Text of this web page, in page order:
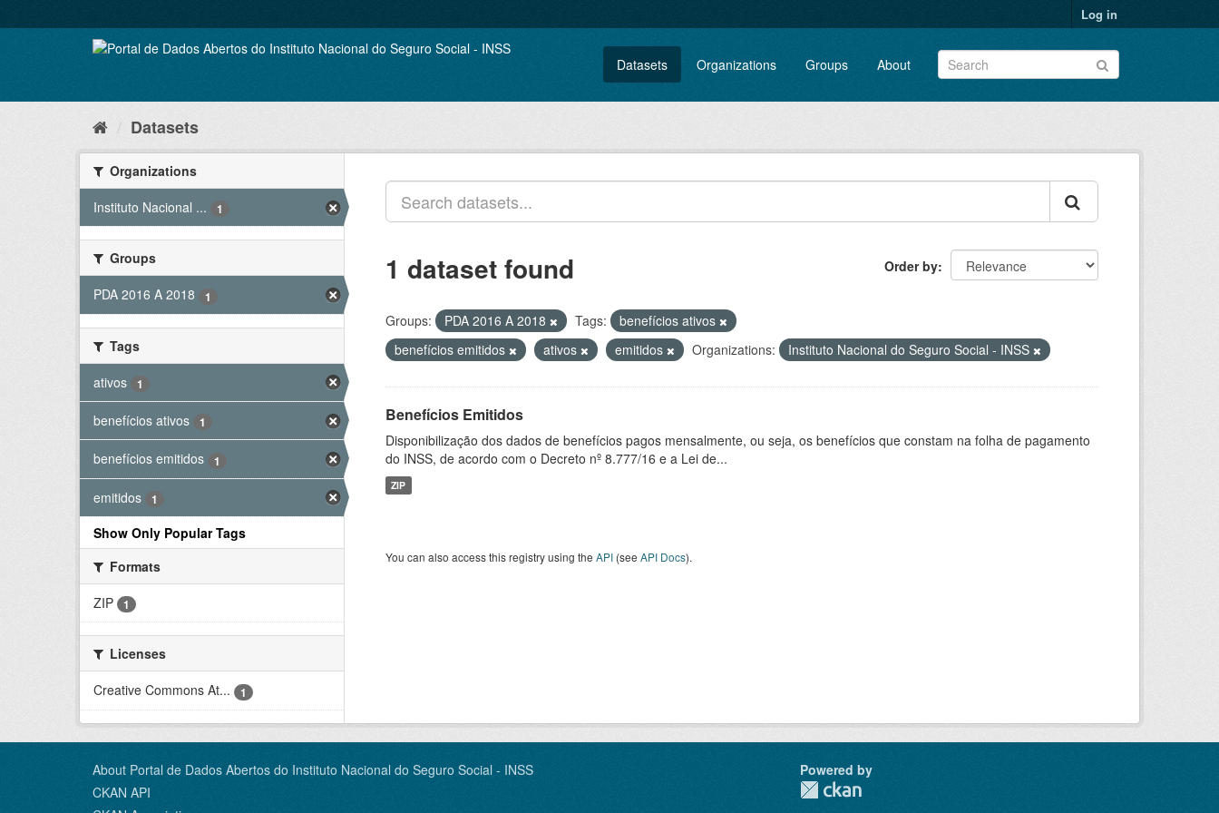
to
Log in
Datasets Organizations Groups About
Datasets
Organizations
Instituto Nacional ...
1
Groups
PDA 2016 A 2018
1
Tags
ativos
1
benefícios ativos 1
benefícios emitidos 1
emitidos 1
Show Only Popular Tags
Formats
ZIP
1
Licenses
Creative Commons At...
1
Order by
1 dataset found
Groups: PDA 2016 A 2018 Tags:
benefícios ativos
benefícios emitidos
ativos emitidos Organizations: Instituto Nacional do Seguro Social - INSS
Benefícios Emitidos
Disponibilização dos dados de benefícios pagos mensalmente, ou seja, os benefícios que constam na folha de pagamento
do INSS, de acordo com o Decreto nº 8.777/16 e a Lei de...
ZIP
You can also access this registry using the API (see API Docs).
About Portal de Dados Abertos do Instituto Nacional do Seguro Social - INSS
CKAN API
Powered by